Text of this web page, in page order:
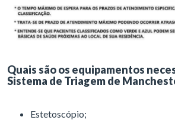
Quais são os equipamentos
Sistema de Triagem de
Estetoscópio;